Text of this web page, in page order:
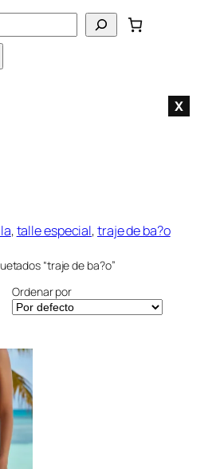
X
, talle especial, traje de ba?o
“traje de ba?o”
Ordenar por